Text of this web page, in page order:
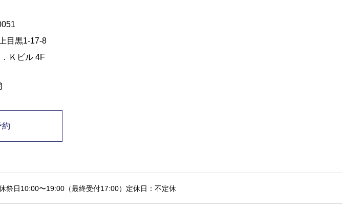
目黒1-17-8
Ｋビル 4F
約
10:00〜19:00（最終受付17:00）定休日：不定休